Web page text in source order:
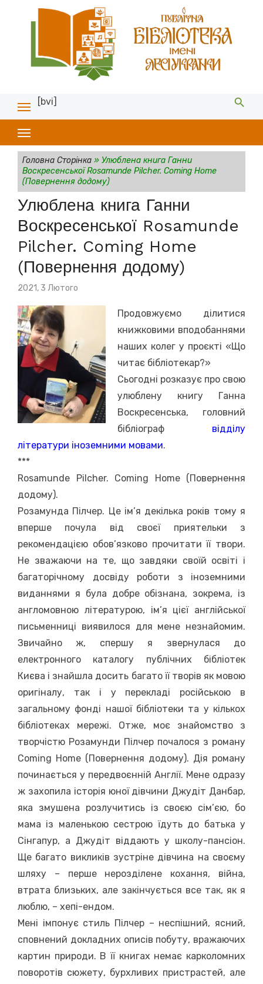
[bvi]
Головна Сторінка» Улюблена книга Ганни
Воскресенської Rosamunde Pilcher. Coming Home
(Повернення додому)
Улюблена книга Ганни
Воскресенської Rosamunde
Pilcher. Coming Home
(Повернення додому)
Posted
2021, 3 Лютого
Продовжуємо ділитися
книжковими вподобаннями
наших колег у проєкті «Що
читає бібліотекар?»
Сьогодні розказує про свою
улюблену книгу Ганна
Воскресенська, головний
бібліограф відділу
літератури іноземними мовами.
***
Rosamunde Pilcher. Coming Home (Повернення
додому).
Розамунда Пілчер. Це ім’я декілька років тому я
вперше почула від своєї приятельки з
рекомендацією обов’язково прочитати її твори.
Не зважаючи на те, що завдяки своїй освіті і
багаторічному досвіду роботи з іноземними
виданнями я була добре обізнана, зокрема, із
англомовною літературою, ім’я цієї англійської
письменниці виявилося для мене незнайомим.
Звичайно ж, спершу я звернулася до
електронного каталогу публічних бібліотек
Києва і знайшла досить багато її творів як мовою
оригіналу, так і у перекладі російською в
загальному фонді нашої бібліотеки та у кількох
бібліотеках мережі. Отже, моє знайомство з
творчістю Розамунди Пілчер почалося з роману
Coming Home (Повернення додому). Дія роману
починається у передвоєнній Англії. Мене одразу
ж захопила історія юної дівчини Джудіт Данбар,
яка змушена розлучитись із своєю сім’єю, бо
мама із маленькою сестрою їдуть до батька у
Сінгапур, а Джудіт віддають у школу-пансіон.
Ще багато викликів зустріне дівчина на своєму
шляху – перше нерозділене кохання, війна,
втрата близьких, але закінчується все так, як я
люблю, – хепі-ендом.
Мені імпонує стиль Пілчер – неспішний, ясний,
сповнений докладних описів побуту, вражаючих
картин природи. В її книгах немає карколомних
поворотів сюжету, бурхливих пристрастей, але